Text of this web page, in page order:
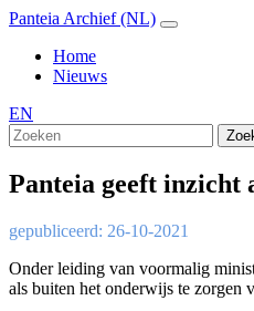
Panteia Archief (NL)
Home
Nieuws
EN
Panteia geeft inzicht
gepubliceerd: 26-10-2021
Onder leiding van voormalig
als buiten het onderwijs te zorgen